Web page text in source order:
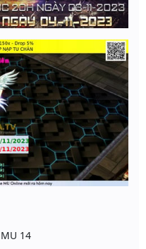
MU 14